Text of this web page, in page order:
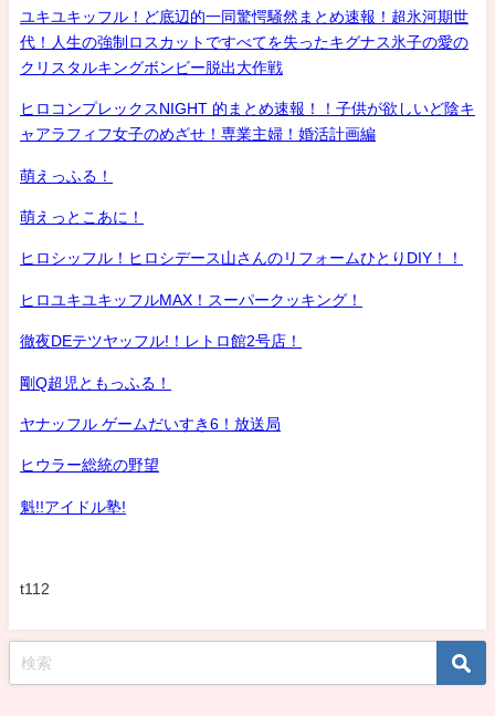
ユキユキッフル！ど底辺的一同驚愕騒然まとめ速報！超氷河期世
代！人生の強制ロスカットですべてを失ったキグナス氷子の愛の
クリスタルキングボンビー脱出大作戦
ヒロコンプレックスNIGHT 的まとめ速報！！子供が欲しいど陰キ
ャアラフィフ女子のめざせ！専業主婦！婚活計画編
萌えっふる！
萌えっとこあに！
ヒロシッフル！ヒロシデース山さんのリフォームひとりDIY！！
ヒロユキユキッフルMAX！スーパークッキング！
徹夜DEテツヤッフル!！レトロ館2号店！
剛Q超児ともっふる！
ヤナッフル ゲームだいすき6！放送局
ヒウラー総統の野望
魁!!アイドル塾!
t112